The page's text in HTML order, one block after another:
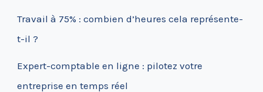
Travail à 75% : combien d’heures cela représente-
t-il ?
Expert-comptable en ligne : pilotez votre
entreprise en temps réel